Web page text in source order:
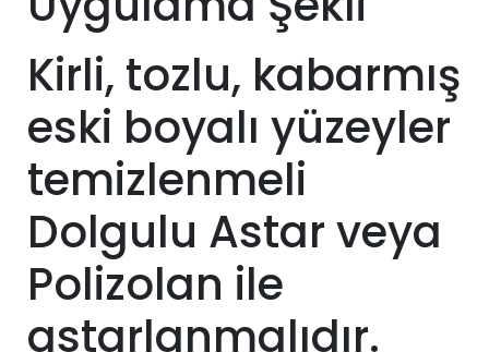
Kirli, tozlu, kabarmış
eski boyalı yüzeyler
temizlenmeli
Dolgulu Astar veya
Polizolan ile
astarlanmalıdır.